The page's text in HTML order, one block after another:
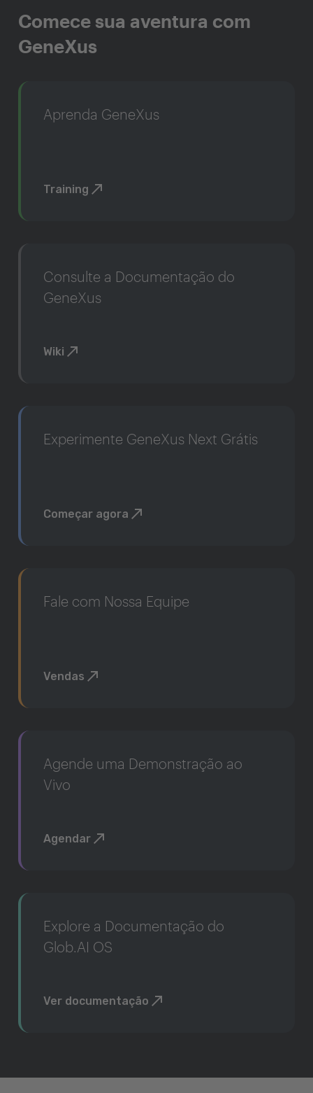
Comece sua aventura com
GeneXus
Aprenda GeneXus
Training
Consulte a Documentação do
GeneXus
Wiki
Experimente GeneXus Next Grátis
Começar agora
Fale com Nossa Equipe
Vendas
Agende uma Demonstração ao
Vivo
Agendar
Explore a Documentação do
Glob.AI OS
Ver documentação